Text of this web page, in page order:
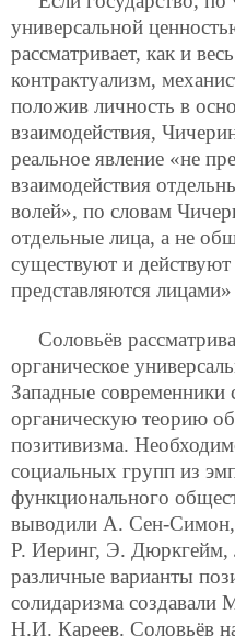
универсальной
рассматривает, как и
контрактуализм,
положив личность в
взаимодействия,
реальное явление «не
взаимодействия
волей», по словам
отдельные лица, а не
существуют и
представляются лицами»
Соловьёв
органическое
Западные современники
органическую теорию
позитивизма.
социальных групп из
функционального
выводили А. Сен-
Р. Иеринг, Э.
различные варианты
солидаризма
Н.И. Кареев. Соловьёв